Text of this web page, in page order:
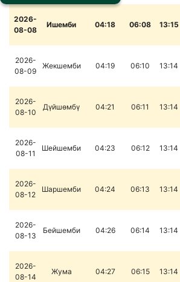
2026-
08-08
Ишемби 04:18 06:08 13:15
2026-
08-09
Жекшемби 04:19 06:10 13:14
2026-
08-10
Дүйшөмбү 04:21 06:11 13:14
2026-
08-11
Шейшемби 04:23 06:12 13:14
2026-
08-12
Шаршемби 04:24 06:13 13:14
2026-
08-13
Бейшемби 04:26 06:14 13:14
2026-
08-14
Жума 04:27 06:15 13:14